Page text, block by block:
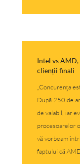
Intel vs
clienții finali
„Concurența
După 250 de
de valabil, iar
procesoarelor
vă vorbeam
faptului că